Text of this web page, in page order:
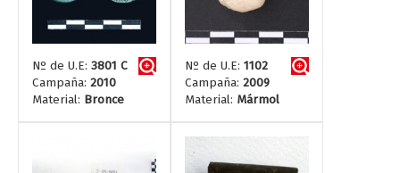
Nº de U.E: 3801 C
Campaña: 2010
Material: Bronce
Nº de U.E: 1102
Campaña: 2009
Material: Mármol